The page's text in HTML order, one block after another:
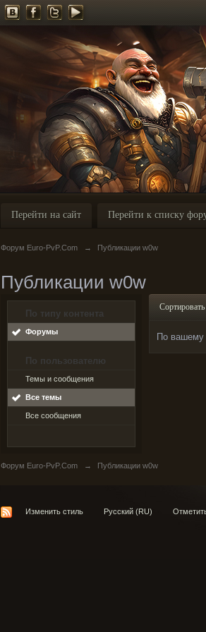
Перейти на сайт Перейти к списку
Форум Euro-PvP.Com → Публикации w0w
Публикации w0w
По типу контента
Форумы
По пользователю
Темы и сообщения
Все темы
Все сообщения
Сортировать
По вашему
Форум Euro-PvP.Com → Публикации w0w
Изменить стиль Русский (RU)